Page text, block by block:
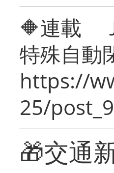
🔶連載
特殊自動
https://
25/
🎁交通